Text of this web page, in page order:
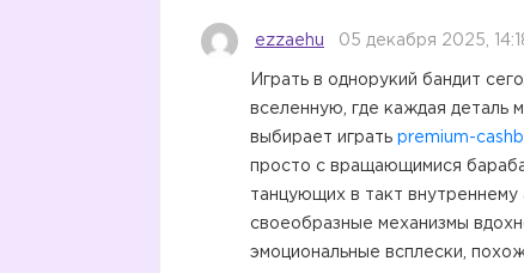
ezzaehu 05 декабря 2025,
Играть в однорукий бандит
вселенную, где каждая деталь
выбирает играть premium-
просто с вращающимися
танцующих в такт внутреннему
своеобразные механизмы
эмоциональные всплески,